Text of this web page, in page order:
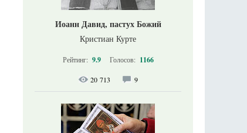
Иоанн Давид, пастух Божий
Кристиан Курте
Рейтинг: 9.9 Голосов: 1166
20 713 9